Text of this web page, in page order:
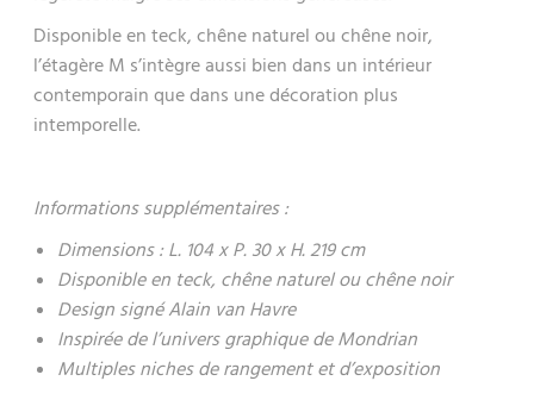
Disponible en teck, chêne naturel ou chêne noir,
l’étagère M s’intègre aussi bien dans un intérieur
contemporain que dans une décoration plus
intemporelle.
Informations supplémentaires :
Dimensions : L. 104 x P. 30 x H. 219 cm
Disponible en teck, chêne naturel ou chêne noir
Design signé Alain van Havre
Inspirée de l’univers graphique de Mondrian
Multiples niches de rangement et d’exposition